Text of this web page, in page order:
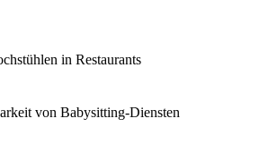
in Restaurants
von Babysitting-Diensten